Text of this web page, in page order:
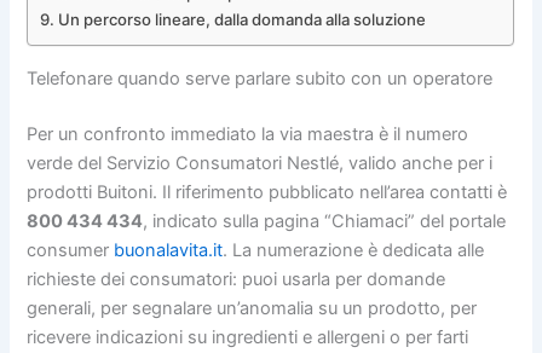
Un percorso lineare, dalla domanda alla soluzione
Telefonare quando serve parlare subito con un operatore
Per un confronto immediato la via maestra è il numero
verde del Servizio Consumatori Nestlé, valido anche per i
prodotti Buitoni. Il riferimento pubblicato nell’area contatti è
800 434 434, indicato sulla pagina “Chiamaci” del portale
consumer buonalavita.it. La numerazione è dedicata alle
richieste dei consumatori: puoi usarla per domande
generali, per segnalare un’anomalia su un prodotto, per
ricevere indicazioni su ingredienti e allergeni o per farti